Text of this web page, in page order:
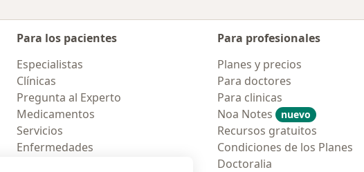
Para los pacientes
Especialistas
Clínicas
Pregunta al Experto
Medicamentos
Servicios
Enfermedades
Para profesionales
Planes y precios
Para doctores
Para clinicas
Noa Notes
nuevo
Recursos gratuitos
Condiciones de los Planes
Doctoralia